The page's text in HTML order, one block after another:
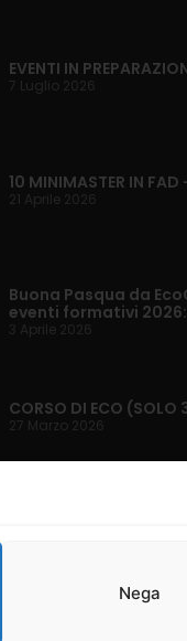
Nega
EVENTI IN
7 Luglio 2026
10 MINIMASTER IN
21 Aprile 2026
Buona Pasqua da
eventi formativi
3 Aprile 2026
CORSO DI ECO
27 Marzo 2026